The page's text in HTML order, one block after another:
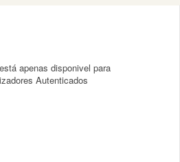
apenas disponivel para
Autenticados